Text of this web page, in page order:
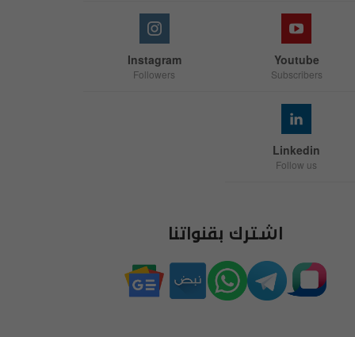
Youtube
Subscribers
Instagram
Followers
Linkedin
Follow us
اشترك بقنواتنا